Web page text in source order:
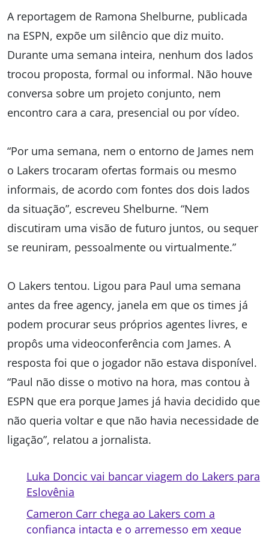
A reportagem de Ramona Shelburne, publicada
na ESPN, expõe um silêncio que diz muito.
Durante uma semana inteira, nenhum dos lados
trocou proposta, formal ou informal. Não houve
conversa sobre um projeto conjunto, nem
encontro cara a cara, presencial ou por vídeo.
“Por uma semana, nem o entorno de James nem
o Lakers trocaram ofertas formais ou mesmo
informais, de acordo com fontes dos dois lados
da situação”, escreveu Shelburne. “Nem
discutiram uma visão de futuro juntos, ou sequer
se reuniram, pessoalmente ou virtualmente.”
O Lakers tentou. Ligou para Paul uma semana
antes da free agency, janela em que os times já
podem procurar seus próprios agentes livres, e
propôs uma videoconferência com James. A
resposta foi que o jogador não estava disponível.
“Paul não disse o motivo na hora, mas contou à
ESPN que era porque James já havia decidido que
não queria voltar e que não havia necessidade de
ligação”, relatou a jornalista.
Luka Doncic vai bancar viagem do Lakers para
Eslovênia
Cameron Carr chega ao Lakers com a
confiança intacta e o arremesso em xeque